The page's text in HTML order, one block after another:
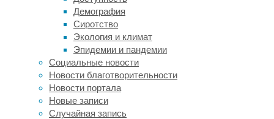
Демография
Сиротство
Экология и климат
Эпидемии и пандемии
Социальные новости
Новости благотворительности
Новости портала
Новые записи
Случайная запись
Университета
Сан-
Паулу
(Бразилия)
и
Южного
медицинского
университета
Гуанчжоу